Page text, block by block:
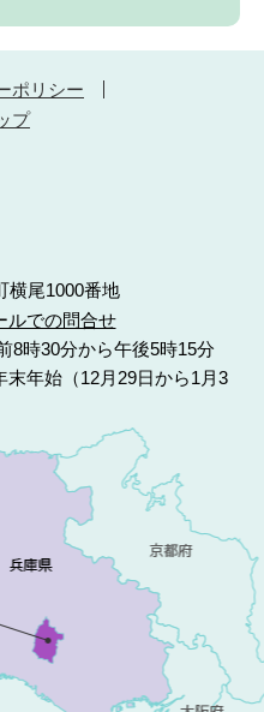
ポリシー
プ
横尾1000番地
ルでの問合せ
8時30分から午後5時15分
年始（12月29日から1月3